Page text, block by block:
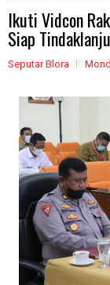
Ikuti Vidcon
Siap
Seputar Blora